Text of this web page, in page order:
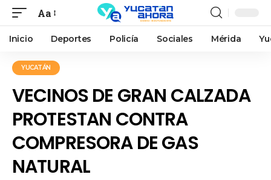
Aa
Inicio Deportes Policía Sociales Mérida
YUCATÁN
VECINOS DE GRAN CALZADA
PROTESTAN CONTRA
COMPRESORA DE GAS
NATURAL